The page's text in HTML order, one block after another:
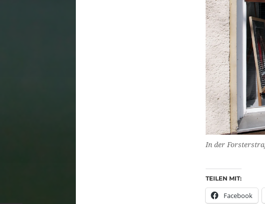
In der
TEILEN MIT:
Facebook